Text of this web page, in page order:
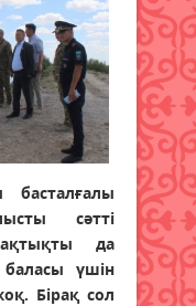
сәтті
да
үшін
Бірақ сол